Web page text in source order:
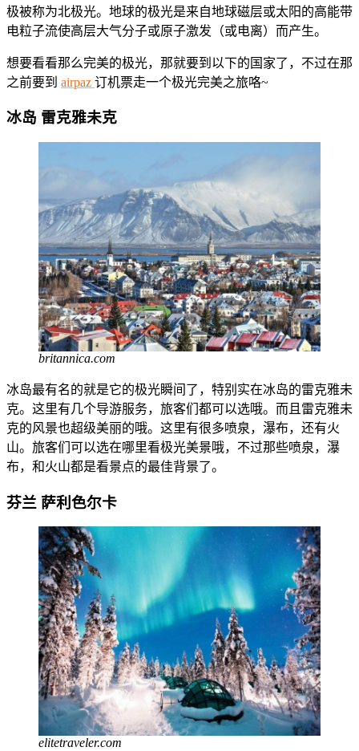
极被称为北极光。地球的极光是来自地球磁层或太阳的高能带
电粒子流使高层大气分子或原子激发（或电离）而产生。
想要看看那么完美的极光，那就要到以下的国家了，不过在那
之前要到 airpaz 订机票走一个极光完美之旅咯~
冰岛 雷克雅未克
britannica.com
冰岛最有名的就是它的极光瞬间了，特别实在冰岛的雷克雅未
克。这里有几个导游服务，旅客们都可以选哦。而且雷克雅未
克的风景也超级美丽的哦。这里有很多喷泉，瀑布，还有火
山。旅客们可以选在哪里看极光美景哦，不过那些喷泉，瀑
布，和火山都是看景点的最佳背景了。
芬兰 萨利色尔卡
elitetraveler.com